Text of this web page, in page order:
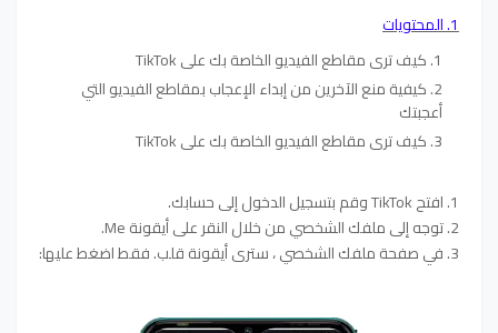
1. المحتويات
كيف ترى مقاطع الفيديو الخاصة بك على TikTok
كيفية منع الآخرين من إبداء الإعجاب بمقاطع الفيديو التي
أعجبتك
كيف ترى مقاطع الفيديو الخاصة بك على TikTok
1. افتح TikTok وقم بتسجيل الدخول إلى حسابك.
2. توجه إلى ملفك الشخصي من خلال النقر على أيقونة Me.
3. في صفحة ملفك الشخصي ، سترى أيقونة قلب. فقط اضغط عليها: